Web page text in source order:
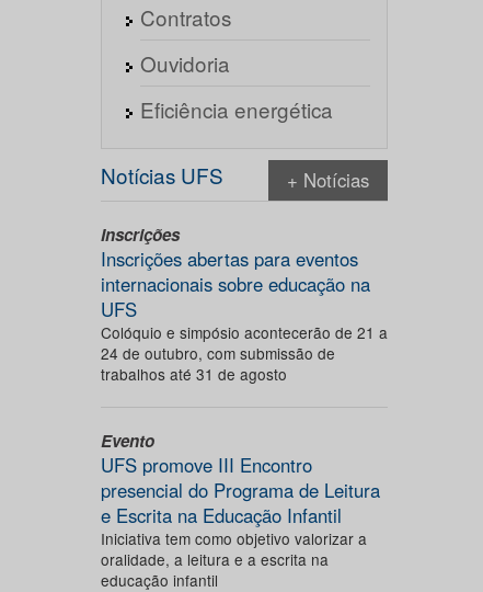
Contratos
Ouvidoria
Eficiência energética
Notícias UFS + Notícias
Inscrições
Inscrições abertas para eventos
internacionais sobre educação na
UFS
Colóquio e simpósio acontecerão de 21 a
24 de outubro, com submissão de
trabalhos até 31 de agosto
Evento
UFS promove III Encontro
presencial do Programa de Leitura
e Escrita na Educação Infantil
Iniciativa tem como objetivo valorizar a
oralidade, a leitura e a escrita na
educação infantil